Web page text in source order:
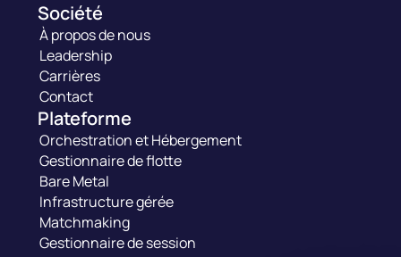
Société
À propos de nous
Leadership
Carrières
Contact
Plateforme
Orchestration et Hébergement
Gestionnaire de flotte
Bare Metal
Infrastructure gérée
Matchmaking
Gestionnaire de session